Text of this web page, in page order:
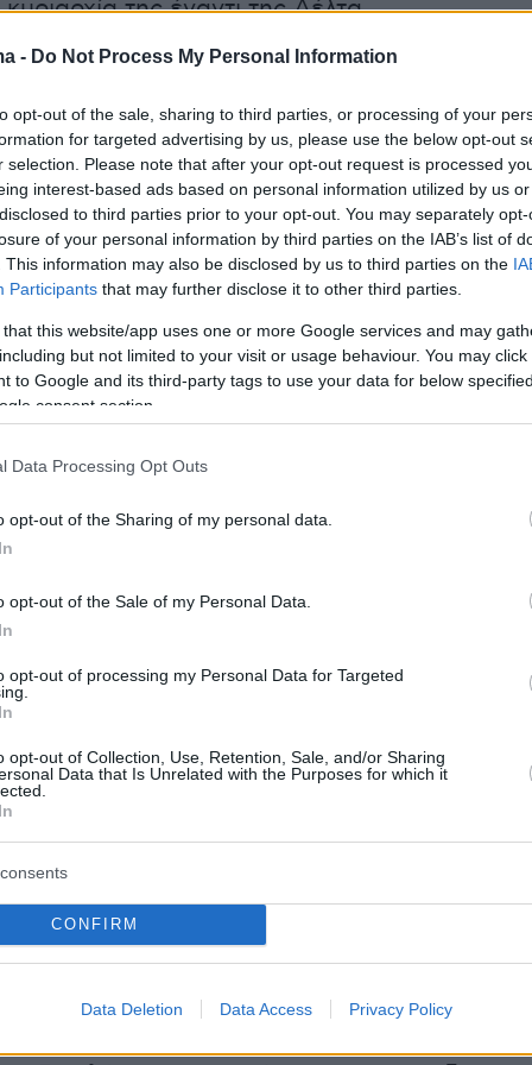
- Do Not Process My Personal Information
opt-out of the sale, sharing to third parties, or processing of your
for targeted advertising by us, please use the below opt-out
selection. Please note that after your opt-out request is processed
interest-based ads based on personal information utilized by us
to third parties prior to your opt-out. You may separately
of your personal information by third parties on the IAB’s list of
This information may also be disclosed by us to third parties on the
Participants that may further disclose it to other third parties.
that this website/app uses one or more Google services and may
but not limited to your visit or usage behaviour. You may
to Google and its third-party tags to use your data for below
consent section.
Data Processing Opt Outs
opt-out of the Sharing of my personal data.
opt-out of the Sale of my Personal Data.
opt-out of processing my Personal Data for Targeted
opt-out of Collection, Use, Retention, Sale, and/or Sharing
Data that Is Unrelated with the Purposes for which it
CONFIRM
Data Deletion Data Access Privacy Policy
της έναντι της Δέλτα.
εφαρμόζονται στις πύλες εισόδου της
καθυστερήσει τη δυναμική είσοδο της
ωστόσο θεωρείται θέμα χρόνου να κάνει
την εμφάνισή της. Η περίοδος των
συνεπάγεται αυξημένη κινητικότητα για τον
κι εκτός επικράτειας, με ταξίδια,
επισκέψεις, αυξάνει εκ των πραγμάτων
Ελλάδα.
την οποία θα κυκλοφορήσει εξαρτάται από
από το εμβολιαστικό τείχος πάνω στο οποίο
από τις ηλικιακές ομάδες που θα βρίσκει
και ανοχύρωτες καθώς και από τα γρήγορα
και την ιχνηλάτησή τους, τουλάχιστον κατά
πρώτης κυκλοφορίας της.
δυνατά ο συναγερμός
βιώνουμε μία παγκόσμια απειλή που
Τα νέα στελέχη αλλάζουν την
Σε τι θα εξελιχθεί ο ιός δεν το
διότι η εξέλιξή του καθοδηγείται από τυχαίες
οι οποίες είναι αδύνατο να προβλεφθούν.
θα ανησυχήσουμε όταν καταγραφεί η